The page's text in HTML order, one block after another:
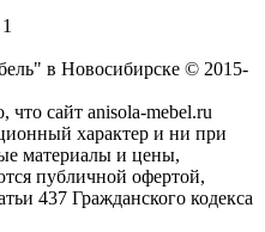
в Новосибирске © 2015-
сайт anisola-mebel.ru
характер и ни при
материалы и цены,
публичной офертой,
437 Гражданского кодекса